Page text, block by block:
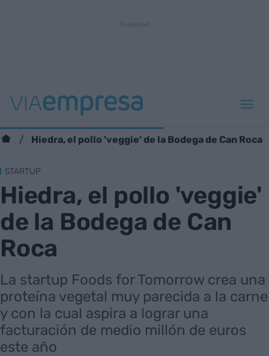
Hiedra, el pollo 'veggie' de la Bodega de Can Roca
STARTUP
Hiedra, el pollo 'veggie'
de la Bodega de Can
Roca
La startup Foods for Tomorrow crea una
proteína vegetal muy parecida a la carne
y con la cual aspira a lograr una
facturación de medio millón de euros
este año